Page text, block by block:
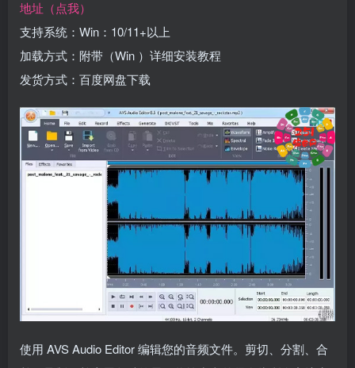
地址（点我）
支持系统：Win：10/11+以上
加载方式：附带（Win ）详细安装教程
发货方式：百度网盘下载
使用 AVS Audio Editor 编辑您的音频文件。剪切、分割、合